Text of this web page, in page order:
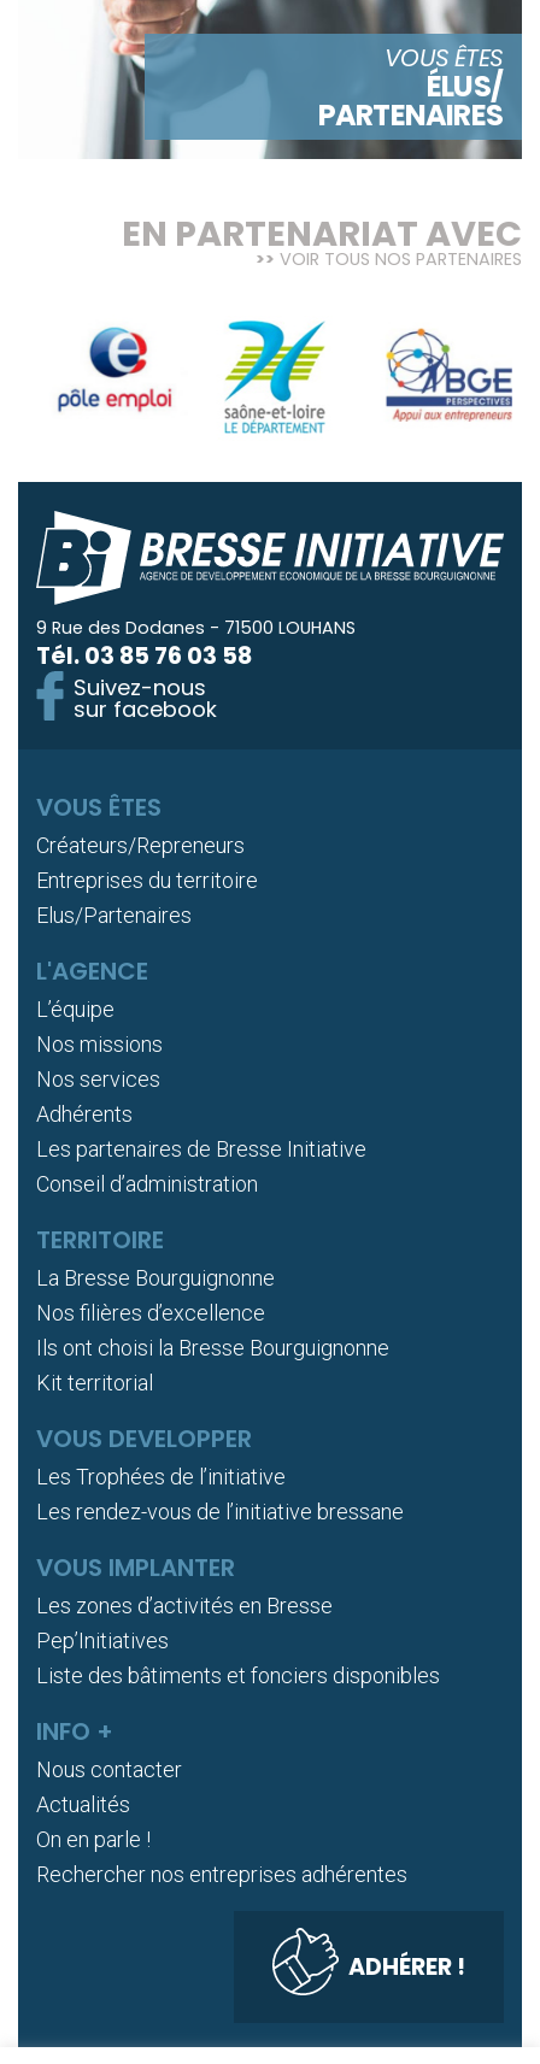
VOUS ÊTES
ÉLUS/
PARTENAIRES
EN PARTENARIAT AVEC
VOIR TOUS NOS PARTENAIRES
9 Rue des Dodanes - 71500 LOUHANS
Tél.03 85 76 03 58
Suivez-nous
sur facebook
VOUS ÊTES
Créateurs/Repreneurs
Entreprises du territoire
Elus/Partenaires
L'AGENCE
L’équipe
Nos missions
Nos services
Adhérents
Les partenaires de Bresse Initiative
Conseil d’administration
TERRITOIRE
La Bresse Bourguignonne
Nos filières d’excellence
Ils ont choisi la Bresse Bourguignonne
Kit territorial
VOUS DEVELOPPER
Les Trophées de l’initiative
Les rendez-vous de l’initiative bressane
VOUS IMPLANTER
Les zones d’activités en Bresse
Pep’Initiatives
Liste des bâtiments et fonciers disponibles
INFO +
Nous contacter
Actualités
On en parle !
Rechercher nos entreprises adhérentes
ADHÉRER !